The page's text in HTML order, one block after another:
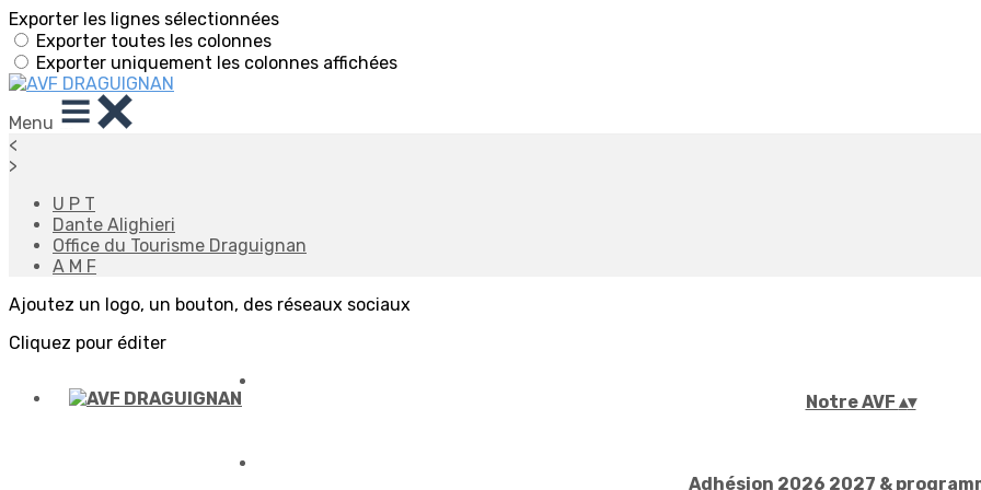
Exporter les lignes sélectionnées
Exporter toutes les colonnes
Exporter uniquement les colonnes affichées
Menu
<
>
U P T
Dante Alighieri
Office du Tourisme Draguignan
A M F
Ajoutez un logo, un bouton, des réseaux sociaux
Cliquez pour éditer
Notre AVF ▴▾
Adhésion 2026 2027 &